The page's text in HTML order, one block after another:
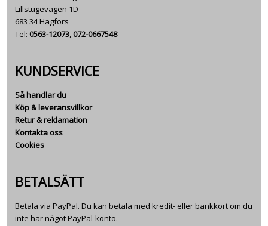
Lillstugevägen 1D
683 34 Hagfors
Tel: 0563-12073,072-0667548
KUNDSERVICE
Så handlar du
Köp & leveransvillkor
Retur & reklamation
Kontakta oss
Cookies
BETALSÄTT
Betala via PayPal. Du kan betala med kredit- eller bankkort om du
inte har något PayPal-konto.